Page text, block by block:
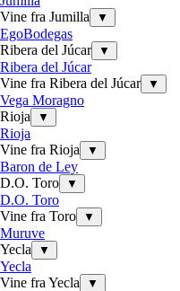
Vine fra Jumilla
▼
EgoBodegas
Ribera del Júcar
▼
Ribera del Júcar
Vine fra Ribera del Júcar
▼
Vega Moragno
Rioja
▼
Rioja
Vine fra Rioja
▼
Baron de Ley
D.O. Toro
▼
D.O. Toro
Vine fra Toro
▼
Muruve
Yecla
▼
Yecla
Vine fra Yecla
▼